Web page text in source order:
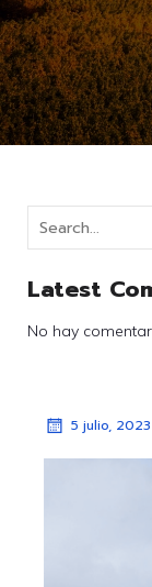
Latest
No hay
5 julio, 2023